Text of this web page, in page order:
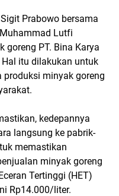
Prabowo bersama
Lutfi
goreng PT. Bina Karya
itu dilakukan untuk
minyak goreng
kedepannya
langsung ke pabrik-
memastikan
minyak goreng
Tertinggi (HET)
Rp14.000/liter.